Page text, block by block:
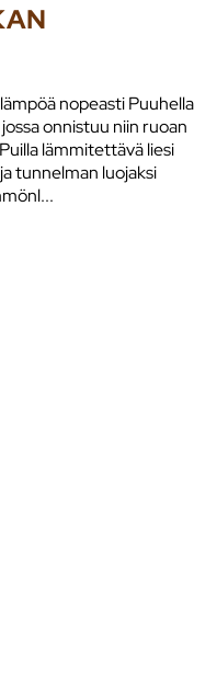
nopeasti Puuhella
onnistuu niin ruoan
lämmitettävä liesi
tunnelman luojaksi